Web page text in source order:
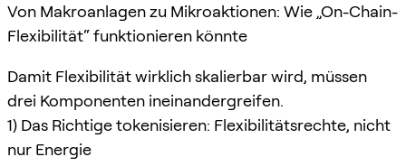
Von Makroanlagen zu Mikroaktionen: Wie „On-Chain-
Flexibilität“ funktionieren könnte
Damit Flexibilität wirklich skalierbar wird, müssen
drei Komponenten ineinandergreifen.
1) Das Richtige tokenisieren: Flexibilitätsrechte, nicht
nur Energie